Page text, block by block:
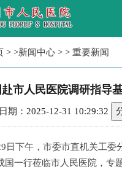
> >新闻中心 > > 重要新闻
市人民医院调研指导
期：2025-12-31 10:29:32
日下午，市委市直机关工委
国一行莅临市人民医院，专